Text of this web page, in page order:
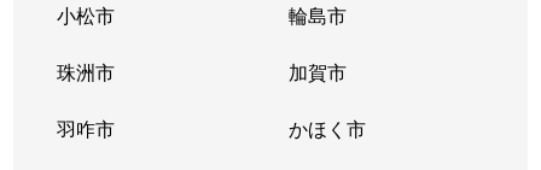
小松市 輪島市
珠洲市 加賀市
羽咋市 かほく市